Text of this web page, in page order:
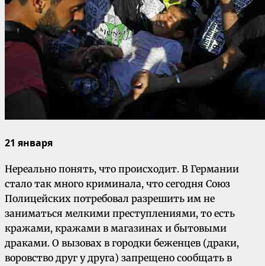
21 января
Нереально понять, что происходит. В Германии
стало так много криминала, что сегодня Союз
Полицейских потребовал разрешить им не
заниматься мелкими преступлениями, то есть
кражами, кражами в магазинах и бытовыми
драками. О вызовах в городки беженцев (драки,
воровство друг у друга) запрещено сообщать в